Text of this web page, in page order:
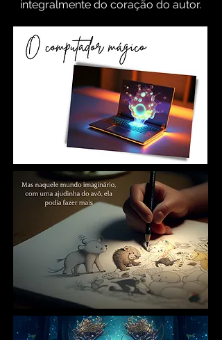
integralmente do coração do autor.